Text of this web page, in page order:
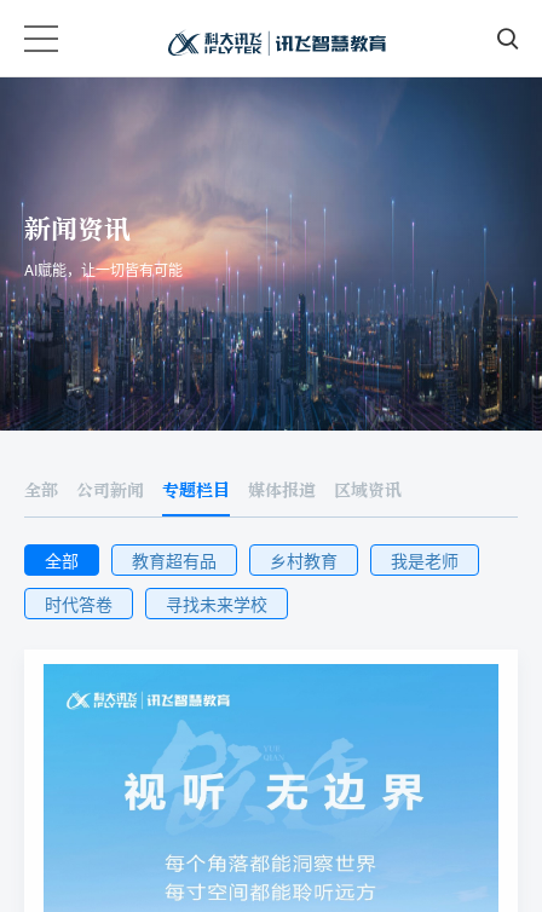
新闻资讯
AI赋能，让一切皆有可能
全部 公司新闻 专题栏目 媒体报道 区域资讯
全部 教育超有品 乡村教育
我是老师
时代答卷
寻找未来学校